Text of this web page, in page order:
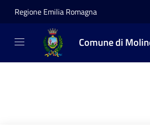
Regione Emilia Romagna
Comune di